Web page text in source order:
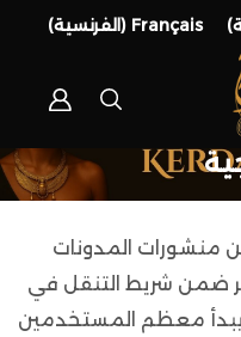
)
Français
(الفرنسية)
المدونات
ضمن شريط التنقل في
معظم المستخدمين